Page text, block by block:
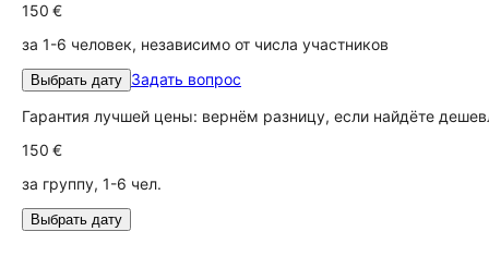
150 €
за 1-6 человек, независимо от числа участников
Выбрать дату Задать вопрос
Гарантия лучшей цены: вернём разницу, если найдёте
150 €
за группу, 1-6 чел.
Выбрать дату